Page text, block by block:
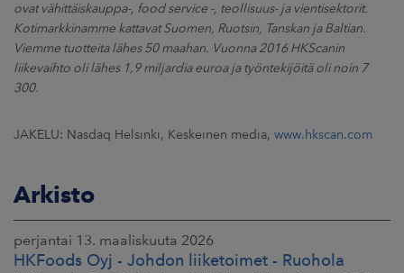
ovat vähittäiskauppa-, food service -, teollisuus- ja vientisektorit.
Kotimarkkinamme kattavat Suomen, Ruotsin, Tanskan ja Baltian.
Viemme tuotteita lähes 50 maahan. Vuonna 2016 HKScanin
liikevaihto oli lähes 1,9 miljardia euroa ja työntekijöitä oli noin 7
300.
JAKELU: Nasdaq Helsinki, Keskeinen media, www.hkscan.com
Arkisto
perjantai 13. maaliskuuta 2026
HKFoods Oyj - Johdon liiketoimet - Ruohola